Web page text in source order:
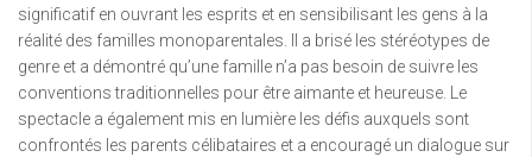
significatif en ouvrant les esprits et en sensibilisant les gens à la
réalité des familles monoparentales. Il a brisé les stéréotypes de
genre et a démontré qu’une famille n’a pas besoin de suivre les
conventions traditionnelles pour être aimante et heureuse. Le
spectacle a également mis en lumière les défis auxquels sont
confrontés les parents célibataires et a encouragé un dialogue sur